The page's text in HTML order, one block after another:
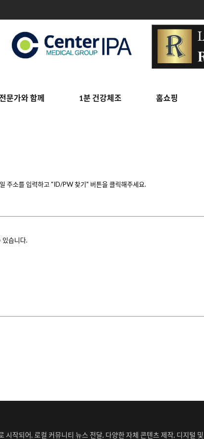
문가와 함께 1분 건강체조 홈쇼핑
주소를 입력하고 "ID/PW 찾기" 버튼을 클릭해주세요.
있습니다.
작되어, 로컬 커뮤니티 뉴스 전달, 다양한 자체 콘텐츠 제작, 디지털